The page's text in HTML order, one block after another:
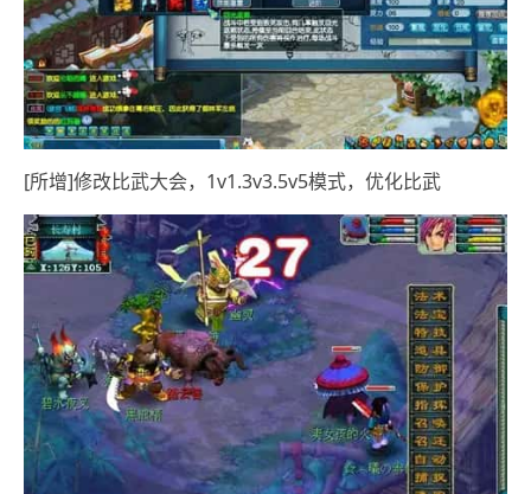
[所增]修改比武大会，1v1.3v3.5v5模式，优化比武